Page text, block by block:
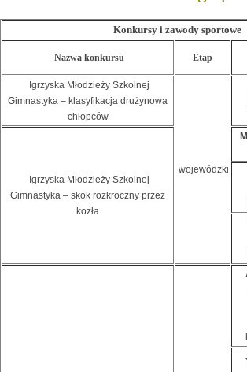
Konkursy i zawody sportowe
Nazwa konkursu Etap
Igrzyska Młodzieży Szkolnej
Gimnastyka – klasyfikacja drużynowa
chłopców
wojewódzki
Igrzyska Młodzieży Szkolnej
Gimnastyka – skok rozkroczny przez
kozła